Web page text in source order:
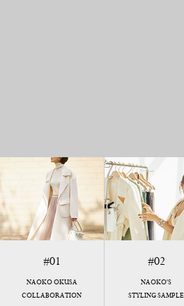
#01
NAOKO OKUSA
COLLABORATION
#02
NAOKO'S
STYLING SAMPLE